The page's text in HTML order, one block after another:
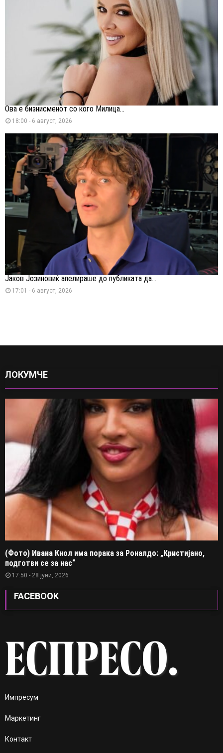
Ова е бизнисменот со кого Милица...
18:00 - 6 август, 2026
Јаков Јозиновиќ апелираше до публиката да...
17:01 - 6 август, 2026
ЛОКУМЧЕ
(Фото) Ивана Кнол има порака за Роналдо: „Кристијано,
подготви се за нас“
17:50 - 28 јуни, 2026
FACEBOOK
Импресум
Маркетинг
Контакт